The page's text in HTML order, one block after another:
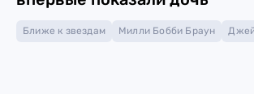
Ближе к звездам Милли Бобби Браун